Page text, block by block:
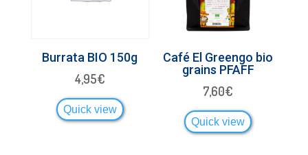
Burrata BIO 150g
4,95€
Quick view
Café El Greengo bio
grains PFAFF
7,60€
Quick view